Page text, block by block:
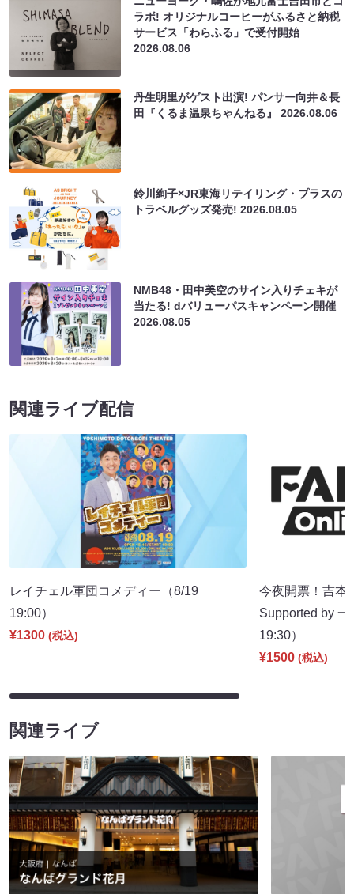
ラボ! オリジナルコーヒーがふるさと納税
サービス「わらふる」で受付開始
2026.08.06
丹生明里がゲスト出演! パンサー向井＆長
田『くるま温泉ちゃんねる』2026.08.06
鈴川絢子×JR東海リテイリング・プラスの
トラベルグッズ発売!2026.08.05
NMB48・田中美空のサイン入りチェキが
当たる! dバリューパスキャンペーン開催
2026.08.05
関連ライブ配信
レイチェル軍団コメディー（8/19
19:00）
¥1300 (税込)
今夜開票！吉本
Supported by
19:30）
¥1500 (税込)
関連ライブ